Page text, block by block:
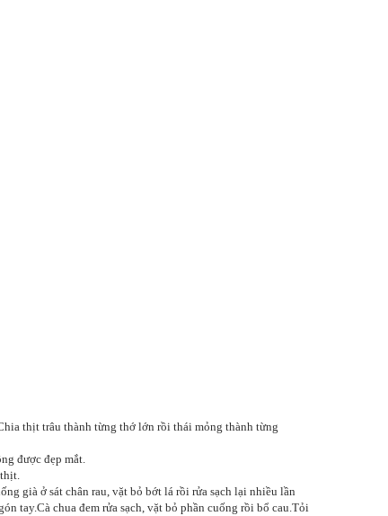
thịt trâu thành từng thớ lớn rồi thái mỏng thành từng
được đẹp mắt.
già ở sát chân rau, vặt bỏ bớt lá rồi rửa sạch lại nhiều lần
tay.Cà chua đem rửa sạch, vặt bỏ phần cuống rồi bổ cau.Tỏi